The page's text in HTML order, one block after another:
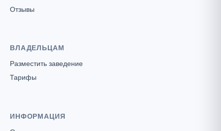
Отзывы
ВЛАДЕЛЬЦАМ
Разместить заведение
Тарифы
ИНФОРМАЦИЯ